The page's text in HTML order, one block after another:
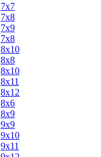
7x7
7x8
7x9
7х8
8x10
8x8
8х10
8х11
8х12
8х6
8х9
9x9
9х10
9х11